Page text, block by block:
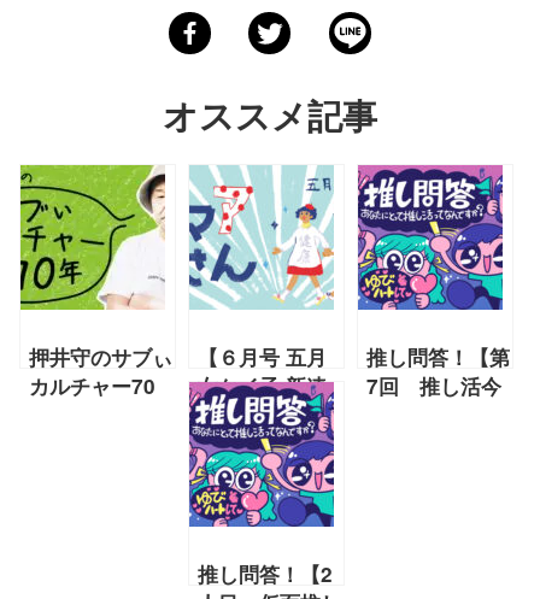
オススメ記事
押井守のサブぃ
カルチャー70
【６月号 五月
女ケイ子 新連
載】最終回「マ
ジカルはる」
『おマアさん』
推し問答！【第
7回 推し活今
推し問答！【2